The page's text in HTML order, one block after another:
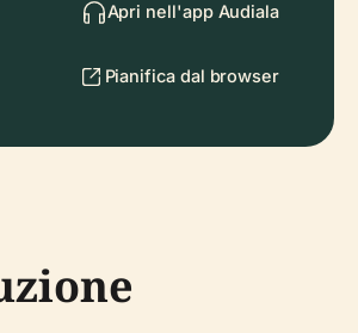
Apri nell'app Audiala
Pianifica dal browser